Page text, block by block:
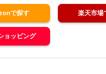
楽天市場
ョッピング